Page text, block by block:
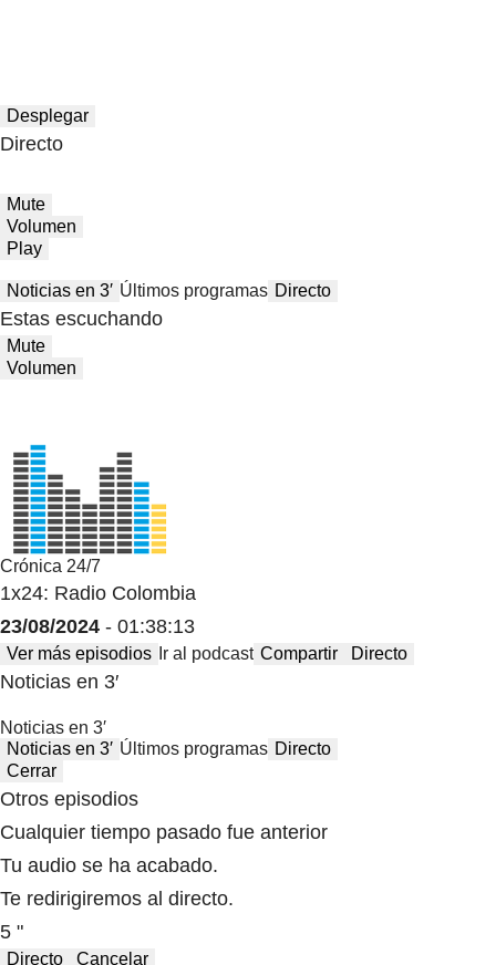
Desplegar
Directo
Mute
Volumen
Play
Noticias en 3′ Últimos programas Directo
Estas escuchando
Mute
Volumen
Crónica 24/7
1x24: Radio Colombia
23/08/2024 - 01:38:13
Ver más episodios Ir al podcast Compartir Directo
Noticias en 3′
Noticias en 3′
Noticias en 3′ Últimos programas Directo
Cerrar
Otros episodios
Cualquier tiempo pasado fue anterior
Tu audio se ha acabado.
Te redirigiremos al directo.
5 "
Directo Cancelar